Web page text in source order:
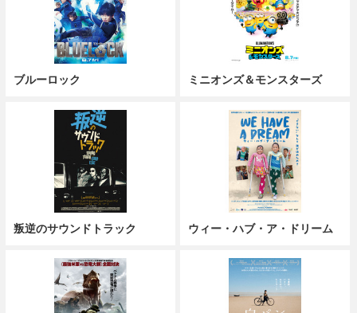
ブルーロック ミニオンズ＆モンスターズ
叛逆のサウンドトラック ウィー・ハブ・ア・ドリーム